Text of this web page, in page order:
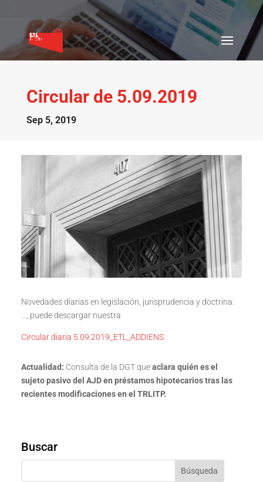
Circular de 5.09.2019
Sep 5, 2019
Novedades diarias en legislación, jurisprudencia y doctrina:
…, puede descargar nuestra
Circular diaria 5.09.2019_ETL_ADDIENS
Actualidad: Consulta de la DGT queaclara quién es el
sujeto pasivo del AJD en préstamos hipotecarios tras las
recientes modificaciones en el TRLITP.
Buscar